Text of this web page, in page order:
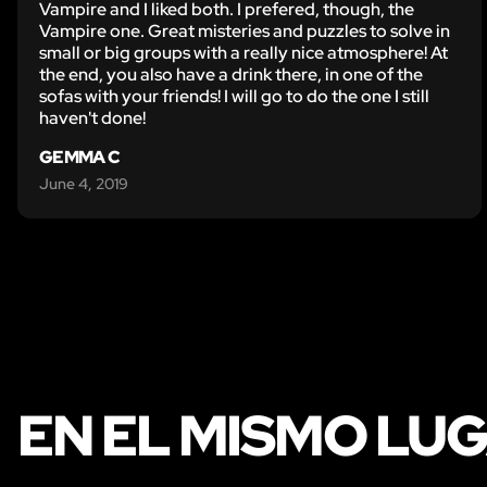
Vampire and I liked both. I prefered, though, the
Vampire one. Great misteries and puzzles to solve in
small or big groups with a really nice atmosphere! At
the end, you also have a drink there, in one of the
sofas with your friends! I will go to do the one I still
haven't done!
GEMMA C
June 4, 2019
EN EL MISMO